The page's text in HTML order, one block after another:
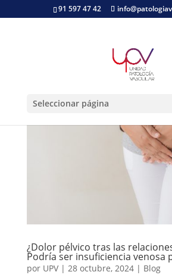
91 597 47 42
Seleccionar página
¿Dolor pélvico tras las
Podría ser insuficiencia venosa
por UPV| 28 octubre, 2024| Blog